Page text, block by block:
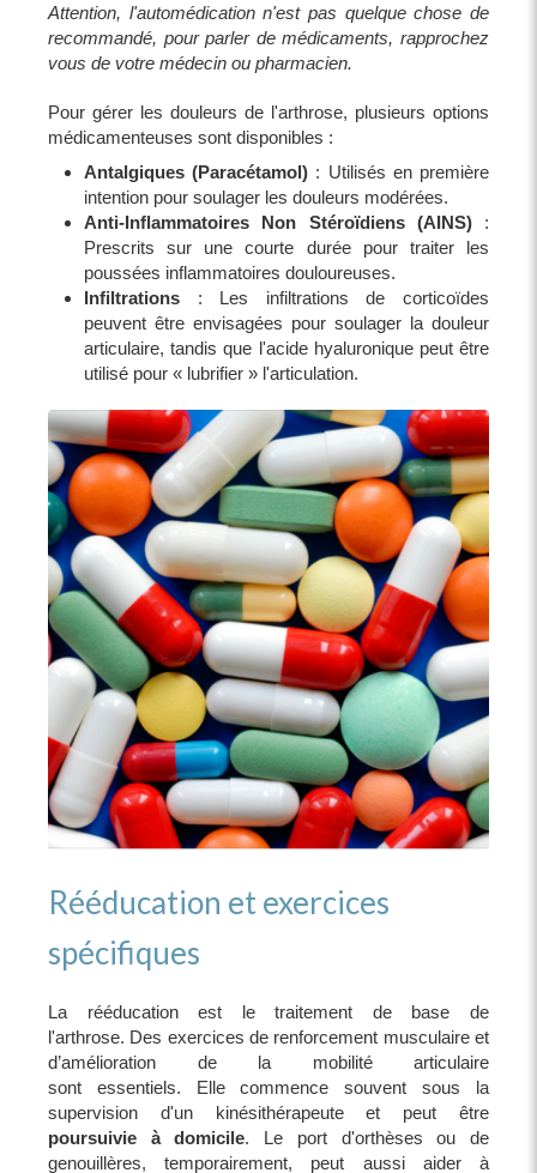
Attention, l'automédication n'est pas quelque chose de
recommandé, pour parler de médicaments, rapprochez
vous de votre médecin ou pharmacien.
Pour gérer les douleurs de l'arthrose, plusieurs options
médicamenteuses sont disponibles :
Antalgiques (Paracétamol) : Utilisés en première
intention pour soulager les douleurs modérées.
Anti-Inflammatoires Non Stéroïdiens (AINS):
Prescrits sur une courte durée pour traiter les
poussées inflammatoires douloureuses.
Infiltrations : Les infiltrations de corticoïdes
peuvent être envisagées pour soulager la douleur
articulaire, tandis que l'acide hyaluronique peut être
utilisé pour « lubrifier » l'articulation.
Rééducation et exercices
spécifiques
La rééducation est le traitement de base de
l'arthrose. Des exercices de renforcement musculaire et
d’amélioration de la mobilité articulaire
sont essentiels. Elle commence souvent sous la
supervision d'un kinésithérapeute et peut être
poursuivie à domicile. Le port d'orthèses ou de
genouillères, temporairement, peut aussi aider à